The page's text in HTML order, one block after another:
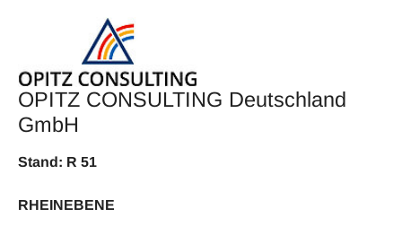
OPITZ CONSULTING Deutschland
GmbH
Stand: R 51
RHEINEBENE